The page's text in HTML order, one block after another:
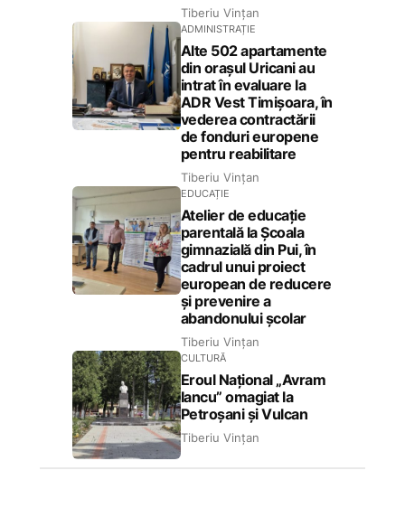
Tiberiu Vințan
ADMINISTRAȚIE
Alte 502 apartamente
din orașul Uricani au
intrat în evaluare la
ADR Vest Timișoara, în
vederea contractării
de fonduri europene
pentru reabilitare
Tiberiu Vințan
EDUCAȚIE
Atelier de educație
parentală la Școala
gimnazială din Pui, în
cadrul unui proiect
european de reducere
și prevenire a
abandonului școlar
Tiberiu Vințan
CULTURĂ
Eroul Național „Avram
Iancu” omagiat la
Petroșani și Vulcan
Tiberiu Vințan